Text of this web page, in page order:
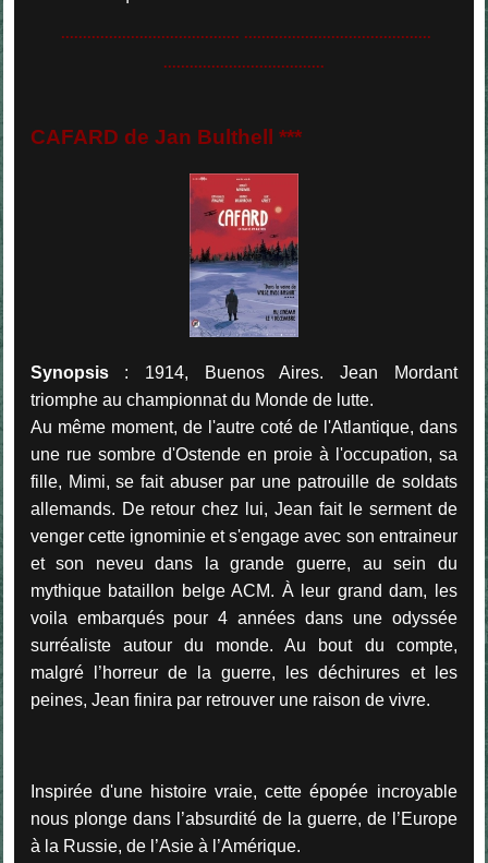
......................................... ...........................................
.....................................
CAFARD de Jan Bulthell ***
Synopsis: 1914, Buenos Aires. Jean Mordant
triomphe au championnat du Monde de lutte.
Au même moment, de l'autre coté de l'Atlantique, dans
une​ rue sombre d'Ostende en proie à l'occupation, sa
fille, Mimi, se fait abuser par une patrouille de soldats
allemands. De retour chez lui, Jean fait le serment de
venger cette ignominie et s'engage avec son entraineur
et son neveu dans la grande guerre, au sein du
mythique bataillon belge ACM. À leur ​grand dam, les
voila embarqués pour 4 années dans une odyssée
surréaliste autour du monde. Au bout du compte,
malgré l’horreur de la guerre, les déchirures et les
peines, Jean finira par retrouver une raison de vivre.
Inspirée d'une histoire vraie, cette épopée incroyable
nous plonge dans l’absurdité de la guerre, de l’Europe
à la Russie, de l’Asie à l’Amérique.